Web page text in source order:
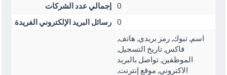
إجمالي عدد الشركات
0
رسائل البريد الإلكتروني الفريدة
0
اسم, تبوك, رمز بريدي, هاتف,
فاكس, تاريخ التسجيل,
الموظفين, تواصل بالبريد
الاكتروني, موقع إنترنت,